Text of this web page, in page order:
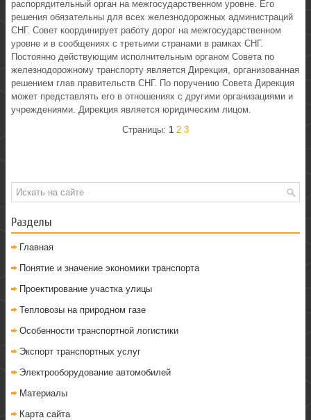
распорядительный орган на межгосударственном уровне. Его
решения обязательны для всех железнодорожных администраций
СНГ. Совет координирует работу дорог на межгосударственном
уровне и в сообщениях с третьими странами в рамках СНГ.
Постоянно действующим исполнительным органом Совета по
железнодорожному транспорту является Дирекция, организованная
решением глав правительств СНГ. По поручению Совета Дирекция
может представлять его в отношениях с другими организациями и
учреждениями. Дирекция является юридическим лицом.
Страницы: 1 2 3
Разделы
Главная
Понятие и значение экономики транспорта
Проектирование участка улицы
Тепловозы на природном газе
Особенности транспортной логистики
Экспорт транспортных услуг
Электрооборудование автомобилей
Материалы
Карта сайта